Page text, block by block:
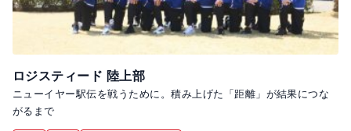
ロジスティード 陸上部
ニューイヤー駅伝を戦うために。積み上げた「距離」が結果につな
がるまで